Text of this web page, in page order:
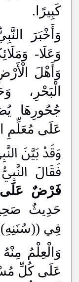
كَبِيرًا.
وَأَخْبَرَ
وَعَلَا-
وَأَهْلَ
الْبَحْرِ،
جُحُورِهَا
عَلَى مُعَلِّمِ
وَقَدْ بَيَّنَ
فَقَالَ
فَرْضٌ
حَدِيثٌ
فِي
وَالْعِلْمُ
عَلَى كُلِّ